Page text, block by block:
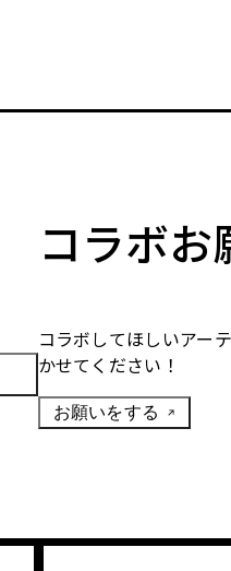
コラボお
コラボしてほしいアー
かせてください！
お願いをする